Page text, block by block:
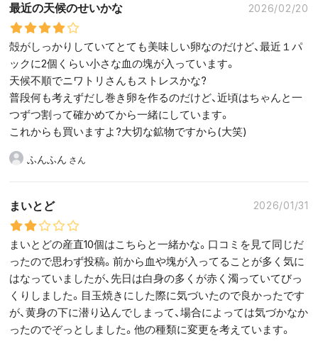
最近の天候のせいかな 2026/02/20
殻がしっかりしていてとても美味しい卵なのだけど、最近１パ
ックに2個くらい小さな血の塊が入っています。
天候不順でニワトリさんもストレスかな?
普段何も考えずだし巻き卵を作るのだけど、近頃はちゃんと一
つずつ割って確かめてから一緒にしています。
これからも買いますよ?大切な鉱物ですから(大笑)
ふんふん
まいとど 2026/01/31
まいとどの産直10個はこちらと一緒かな。口コミを見て同じだ
ったので思わず投稿。前から血や塊が入ってることが多く気に
はなっていましたが、先日は白身の多くが赤く濁っていてびっ
くりしました。目玉焼きにした際に気づいたので良かったです
が、黄身の下に潜り込んでしまって、場合によっては気づかなか
ったのでぞっとしました。他の種類に変更を考えています。